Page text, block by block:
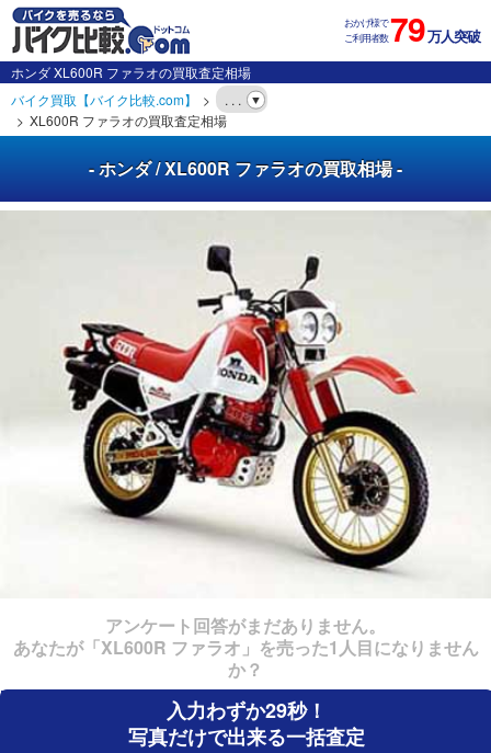
おかげ様で
ご利用者数79万人突破
ホンダ XL600R ファラオの買取査定相場
バイク買取【バイク比較.com】
. . .
XL600R ファラオの買取査定相場
- ホンダ / XL600R ファラオの買取相場 -
アンケート回答がまだありません。
あなたが「XL600R ファラオ」を売った1人目になりません
か？
入力わずか29秒！
写真だけで出来る一括査定